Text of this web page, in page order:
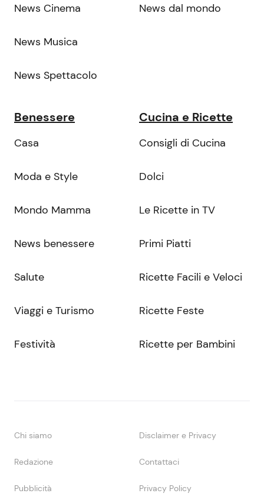
News Cinema
News Musica
News Spettacolo
News dal mondo
Benessere
Casa
Moda e Style
Mondo Mamma
News benessere
Salute
Viaggi e Turismo
Festività
Cucina e Ricette
Consigli di Cucina
Dolci
Le Ricette in TV
Primi Piatti
Ricette Facili e Veloci
Ricette Feste
Ricette per Bambini
Chi siamo Disclaimer e Privacy
Redazione Contattaci
Pubblicità Privacy Policy